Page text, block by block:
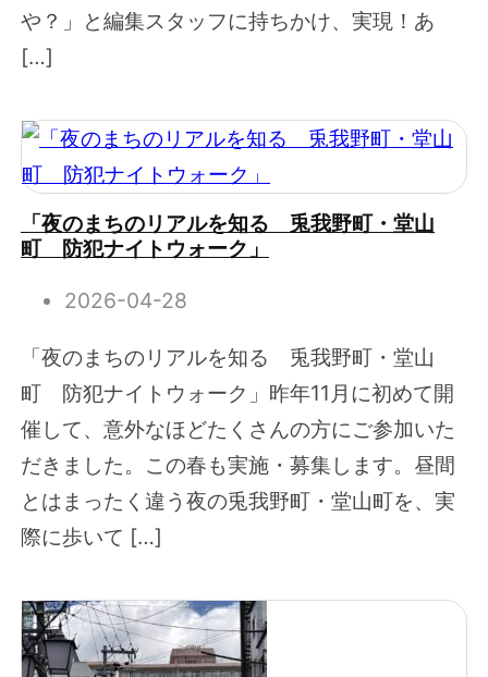
や？」と編集スタッフに持ちかけ、実現！あ
[…]
「夜のまちのリアルを知る 兎我野町・堂山
町 防犯ナイトウォーク」
2026-04-28
「夜のまちのリアルを知る 兎我野町・堂山
町 防犯ナイトウォーク」昨年11月に初めて開
催して、意外なほどたくさんの方にご参加いた
だきました。この春も実施・募集します。昼間
とはまったく違う夜の兎我野町・堂山町を、実
際に歩いて […]